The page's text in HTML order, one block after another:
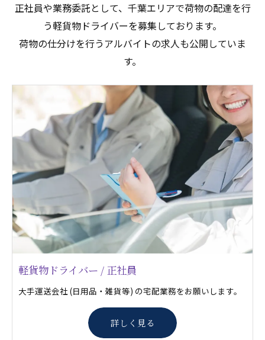
正社員や業務委託として、千葉エリアで荷物の配達を行
う軽貨物ドライバーを募集しております。
荷物の仕分けを行うアルバイトの求人も公開していま
す。
軽貨物ドライバー / 正社員
大手運送会社 (日用品・雑貨等) の宅配業務をお願いします。
詳しく見る